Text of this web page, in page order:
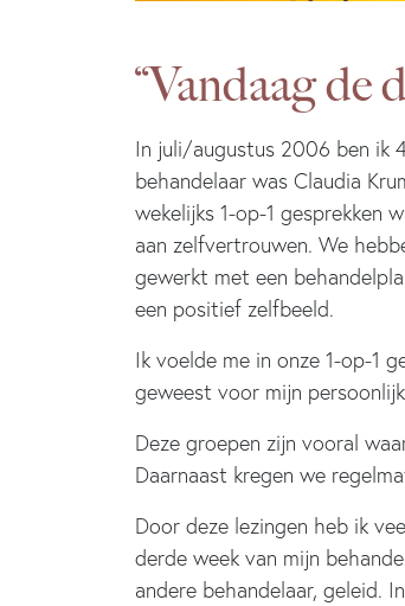
“Vandaag de
In juli/augustus 2006 ben ik
behandelaar was Claudia
wekelijks 1-op-1 gesprekken
aan zelfvertrouwen. We
gewerkt met een
een positief zelfbeeld.
Ik voelde me in onze 1-op-1
geweest voor mijn
Deze groepen zijn vooral
Daarnaast kregen we
Door deze lezingen heb ik
derde week van mijn
andere behandelaar, geleid.